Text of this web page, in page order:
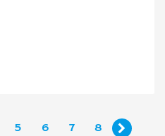
5 6 7 8 